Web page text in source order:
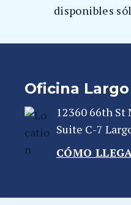
disponibles
Oficina Largo
12360 66th St
Suite C-7
CÓMO